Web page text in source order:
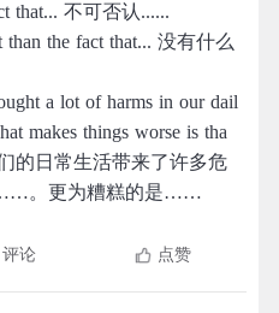
that... 不可否认......
the fact that... 没有什么
a lot of harms in our dail
makes things worse is tha
日常生活带来了许多危
。更为糟糕的是……
论 点赞